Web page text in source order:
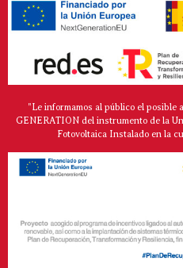
"Le informamos al público el posible
GENERATION del instrumento de la
Fotovoltaica Instalado en la